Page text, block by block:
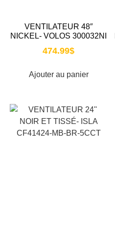
VENTILATEUR 48″
NICKEL- VOLOS 300032NI
474.99$
Ajouter au panier